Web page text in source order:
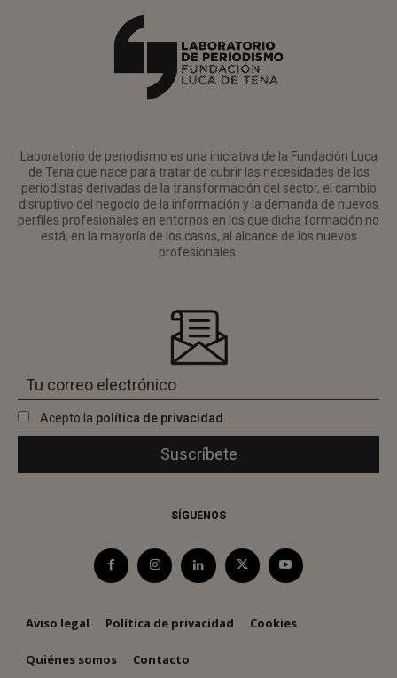
Laboratorio de periodismo es una iniciativa de la Fundación Luca
de Tena que nace para tratar de cubrir las necesidades de los
periodistas derivadas de la transformación del sector, el cambio
disruptivo del negocio de la información y la demanda de nuevos
perfiles profesionales en entornos en los que dicha formación no
está, en la mayoría de los casos, al alcance de los nuevos
profesionales.
Acepto la política de privacidad
SÍGUENOS
Aviso legal Política de privacidad Cookies
Quiénes somos Contacto